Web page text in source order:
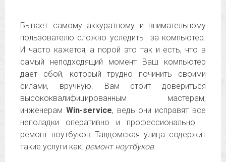
Бывает самому аккуратному и внимательному
пользователю сложно уследить за компьютер.
И часто кажется, а порой это так и есть, что в
самый неподходящий момент Ваш компьютер
дает сбой, который трудно починить своими
силами, вручную. Вам стоит довериться
высококвалифицированным мастерам,
инженерам Win-service, ведь они исправят все
неполадки оперативно и профессионально.
ремонт ноутбуков Талдомская улица содержит
такие услуги как: ремонт ноутбуков.